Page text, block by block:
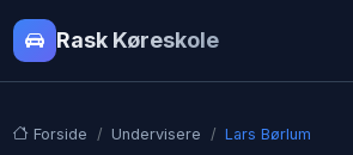
Rask Køreskole
Forside Undervisere Lars Børlum